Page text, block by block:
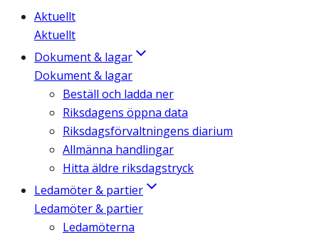
Aktuellt
Aktuellt
Dokument & lagar
Dokument & lagar
Beställ och ladda ner
Riksdagens öppna data
Riksdagsförvaltningens diarium
Allmänna handlingar
Hitta äldre riksdagstryck
Ledamöter & partier
Ledamöter & partier
Ledamöterna